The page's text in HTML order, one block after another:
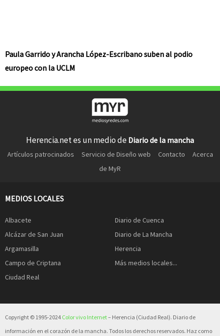
Paula Garrido y Arancha López-Escribano suben al podio
europeo con la UCLM
Herencia.net es un medio de Diario de la mancha
Artículos patrocinados Servicio de Diseño web Contacto
Acerca
de MyR
MEDIOS LOCALES
Albacete
Alcázar de San Juan
Argamasilla
Campo de Criptana
Ciudad Real
Diario de Cuenca
Diario de La Mancha
Herencia
Más medios locales...
Copyright © 1995-2024 Color vivo Internet– Herencia (Ciudad Real). Diario de
información en el corazón de la mancha. Todos los derechos reservados. Haz como